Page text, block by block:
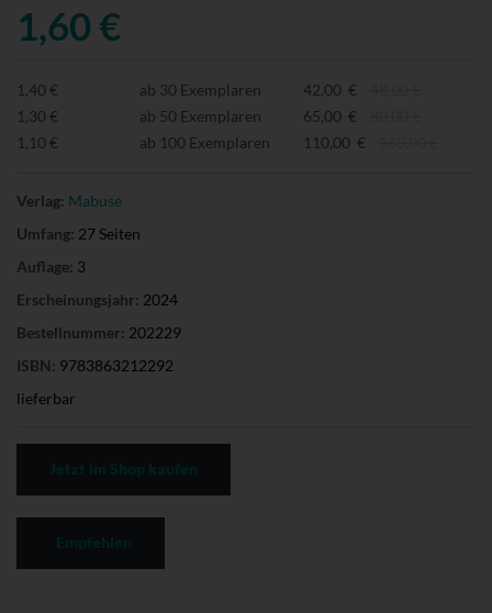
1,60 €
1,40 € ab 30 Exemplaren 42,00 €
1,30 €
ab 50 Exemplaren 65,00 €
1,10 €
ab 100 Exemplaren 110,00 €
Verlag: Mabuse
Umfang: 27 Seiten
Auflage: 3
Erscheinungsjahr: 2024
Bestellnummer: 202229
ISBN: 9783863212292
lieferbar